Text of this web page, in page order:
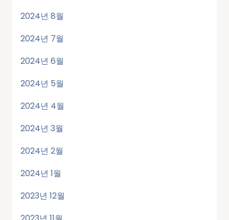
2024년 8월
2024년 7월
2024년 6월
2024년 5월
2024년 4월
2024년 3월
2024년 2월
2024년 1월
2023년 12월